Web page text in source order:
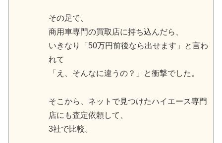
その足で、
商用車専門の買取店に持ち込んだら、
いきなり「50万円前後なら出せます」と言わ
れて
「え、そんなに違うの？」と衝撃でした。
そこから、ネットで見つけたハイエース専門
店にも査定依頼して、
3社で比較。